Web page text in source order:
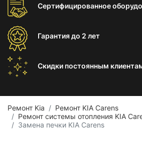
Сертифицированное
Гарантиядо 2 лет
Скидки постоянным
Ремонт Kia
Ремонт KIA Carens
Ремонт системы отопления KIA
Замена печки KIA Carens